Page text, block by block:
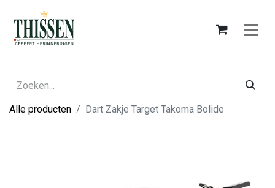
Alle producten Dart Zakje Target Takoma Bolide